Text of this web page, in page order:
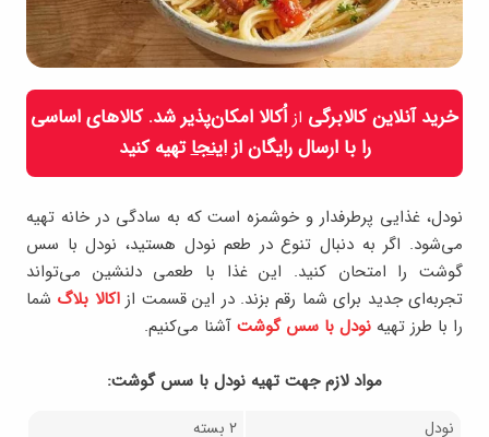
خرید آنلاین کالابرگی از اُکالا امکان‌پذیر شد. کالاهای اساسی
را با ارسال رایگان ازاینجاتهیه کنید
نودل، غذایی پرطرفدار و خوشمزه است که به سادگی در خانه تهیه
می‌شود. اگر به دنبال تنوع در طعم نودل هستید، نودل با سس
گوشت را امتحان کنید. این غذا با طعمی دلنشین می‌تواند
تجربه‌ای جدید برای شما رقم بزند. در این قسمت ازاکالا بلاگ شما
را با طرز تهیه نودل با سس گوشت آشنا می‌کنیم.
مواد لازم جهت تهيه نودل با سس گوشت:
نودل
۲ بسته